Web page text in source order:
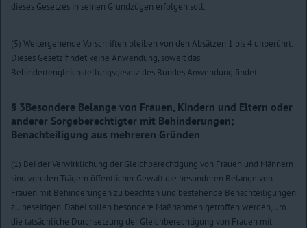
dieses Gesetzes in seinen Grundzügen erfolgen soll.
(5) Weitergehende Vorschriften bleiben von den Absätzen 1 bis 4 unberührt.
Dieses Gesetz findet keine Anwendung, soweit das
Behindertengleichstellungsgesetz des Bundes Anwendung findet.
§ 3Besondere Belange von Frauen, Kindern und Eltern oder
anderer Sorgeberechtigter mit Behinderungen;
Benachteiligung aus mehreren Gründen
(1) Bei der Verwirklichung der Gleichberechtigung von Frauen und Männern
sind von den Trägern öffentlicher Gewalt die besonderen Belange von
Frauen mit Behinderungen zu beachten und bestehende Benachteiligungen
zu beseitigen. Dabei sollen besondere Maßnahmen getroffen werden, um
die tatsächliche Durchsetzung der Gleichberechtigung von Frauen mit